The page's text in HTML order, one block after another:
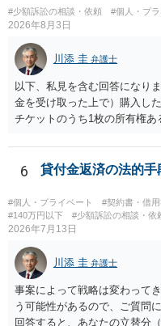
#少額訴訟の相談・依頼 #個人・プラ
2026年8月3日
川添 圭 弁護士
以下、私見を含む回答になり
金を受け取った上で）購入し
チケットのうち1枚の所有権
す。 一方、このチケット購入
も付随していたことを無視す
重大な障害が発生しており、
かは微妙であり、むしろ返金
合致するのではないか、とい
えば、当該チケットが座席指
隣り合わせになることは避け
ところです。一方、チケット
合わせにならずに済むかもし
あったり特別席であったりす
6 貸付金返済の法的
#個人・プライベート #契約書・借用
#140万円以下
#少額訴訟の相談・依
2026年7月13日
川添 圭 弁護士
事案によって戦略は変わって
う可能性があるので、ご質問
回答すると、あなたの立替分